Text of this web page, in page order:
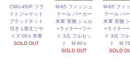
CWU-45/P フラ
イトジャケット
ブラッドチット
付き L着丈リサ
イズ 00’s 米軍
SOLD OUT
M-65 フィッシュ
テール パーカー
米軍 実物 シェル
+ライナー+フー
ド 3点 フルセッ
ト M 80's
SOLD OUT
M-65 フィ
テール パ
米軍 実物
+ライナー+
ド 3点 フル
ト M
SOLD